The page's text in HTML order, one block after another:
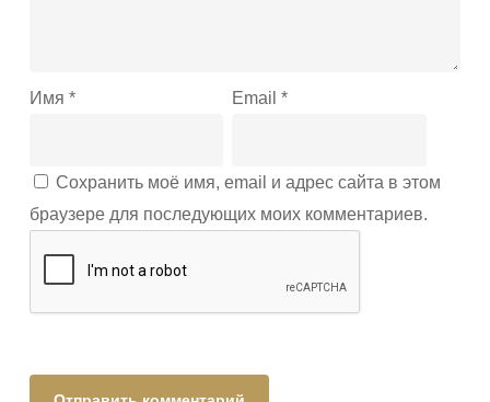
Имя * Email*
Сохранить моё имя, email и адрес сайта в этом
браузере для последующих моих комментариев.